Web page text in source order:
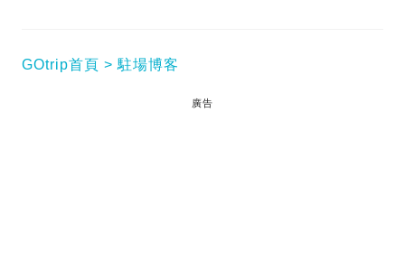
GOtrip首頁 駐場博客
廣告